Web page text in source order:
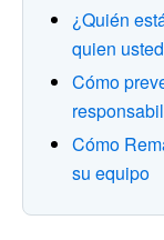
¿Quién
quien
Cómo
Cómo
su equipo